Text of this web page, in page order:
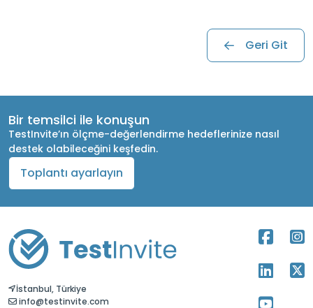
Geri Git
Bir temsilci ile konuşun
TestInvite’ın ölçme-değerlendirme hedeflerinize nasıl
destek olabileceğini keşfedin.
Toplantı ayarlayın
İstanbul, Türkiye
info@testinvite.com